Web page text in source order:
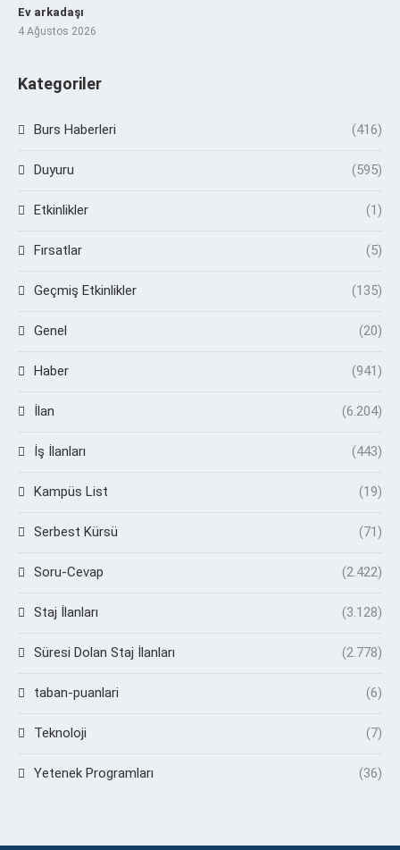
Ev arkadaşı
4 Ağustos 2026
Kategoriler
Burs Haberleri (416)
Duyuru (595)
Etkinlikler (1)
Fırsatlar (5)
Geçmiş Etkinlikler (135)
Genel (20)
Haber (941)
İlan (6.204)
İş İlanları (443)
Kampüs List (19)
Serbest Kürsü (71)
Soru-Cevap (2.422)
Staj İlanları (3.128)
Süresi Dolan Staj İlanları (2.778)
taban-puanlari (6)
Teknoloji (7)
Yetenek Programları (36)